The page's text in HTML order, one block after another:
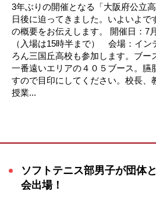
3年ぶりの開催となる「大阪府公立
日後に迫ってきました。いよいよで
の概要をお伝えします。 開催日：7
（入場は15時半まで） 会場：イン
ろん三国丘高校も参加します。ブー
一番遠いエリアの４０５ブース。臙
すので目印にしてください。校長、
授業...
ソフトテニス部男子が団体
会出場！